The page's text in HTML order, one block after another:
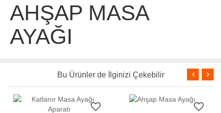
AHŞAP MASA
AYAĞI
Bu Ürünler de İlginizi Çekebilir
favorite_border favorite_border